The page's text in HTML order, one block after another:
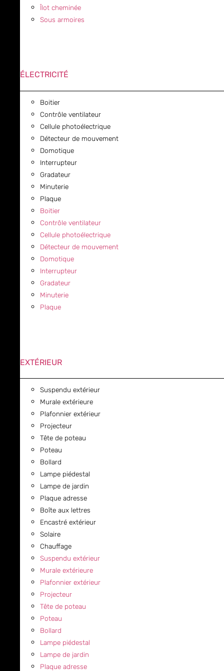
Îlot cheminée
Sous armoires
ÉLECTRICITÉ
Boitier
Contrôle ventilateur
Cellule photoélectrique
Détecteur de mouvement
Domotique
Interrupteur
Gradateur
Minuterie
Plaque
Boitier
Contrôle ventilateur
Cellule photoélectrique
Détecteur de mouvement
Domotique
Interrupteur
Gradateur
Minuterie
Plaque
EXTÉRIEUR
Suspendu extérieur
Murale extérieure
Plafonnier extérieur
Projecteur
Tête de poteau
Poteau
Bollard
Lampe piédestal
Lampe de jardin
Plaque adresse
Boîte aux lettres
Encastré extérieur
Solaire
Chauffage
Suspendu extérieur
Murale extérieure
Plafonnier extérieur
Projecteur
Tête de poteau
Poteau
Bollard
Lampe piédestal
Lampe de jardin
Plaque adresse